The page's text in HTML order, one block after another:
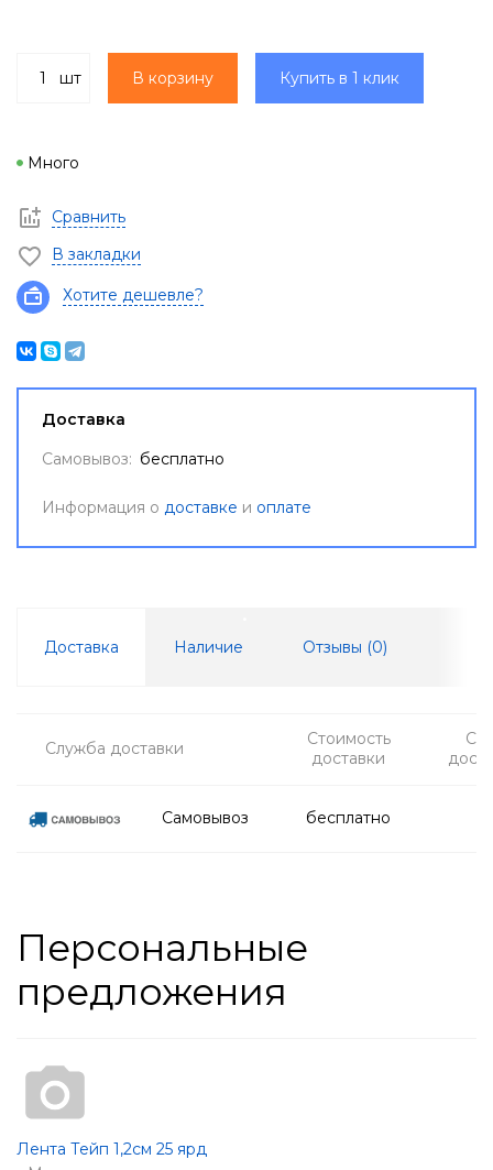
шт В корзину Купить в 1 клик
Много
Сравнить
В закладки
Хотите дешевле?
Доставка
Самовывоз: бесплатно
Информация о доставке и оплате
Доставка Наличие Отзывы (0)
Служба доставки
Стоимость
доставки
Самовывоз бесплатно
Персональные
предложения
Лента Тейп 1,2см 25 ярд